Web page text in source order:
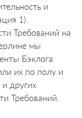
и
1).
Требований на
мы
Бэклога
их по полу и
других
Требований.